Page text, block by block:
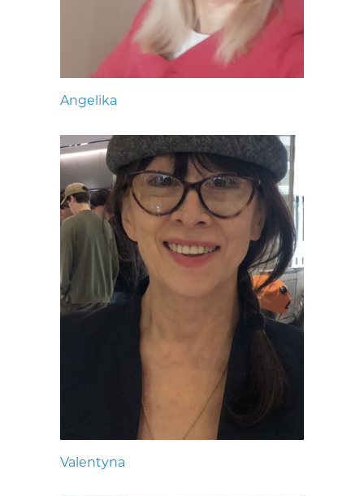
Angelika
Valentyna